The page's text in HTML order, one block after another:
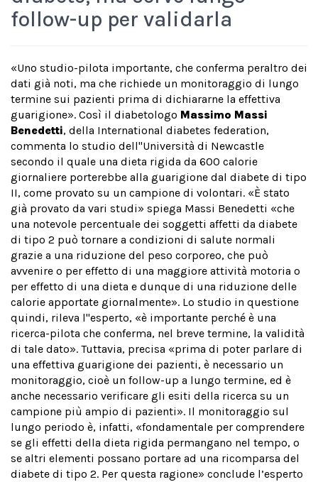
follow-up per validarla
«Uno studio-pilota importante, che conferma peraltro dei
dati già noti, ma che richiede un monitoraggio di lungo
termine sui pazienti prima di dichiararne la effettiva
guarigione». Così il diabetologo Massimo Massi
Benedetti, della International diabetes federation,
commenta lo studio dell''Università di Newcastle
secondo il quale una dieta rigida da 600 calorie
giornaliere porterebbe alla guarigione dal diabete di tipo
II, come provato su un campione di volontari. «È stato
già provato da vari studi» spiega Massi Benedetti «che
una notevole percentuale dei soggetti affetti da diabete
di tipo 2 può tornare a condizioni di salute normali
grazie a una riduzione del peso corporeo, che può
avvenire o per effetto di una maggiore attività motoria o
per effetto di una dieta e dunque di una riduzione delle
calorie apportate giornalmente». Lo studio in questione
quindi, rileva l''esperto, «è importante perché è una
ricerca-pilota che conferma, nel breve termine, la validità
di tale dato». Tuttavia, precisa «prima di poter parlare di
una effettiva guarigione dei pazienti, è necessario un
monitoraggio, cioè un follow-up a lungo termine, ed è
anche necessario verificare gli esiti della ricerca su un
campione più ampio di pazienti». Il monitoraggio sul
lungo periodo è, infatti, «fondamentale per comprendere
se gli effetti della dieta rigida permangano nel tempo, o
se altri elementi possano portare ad una ricomparsa del
diabete di tipo 2. Per questa ragione» conclude l’esperto